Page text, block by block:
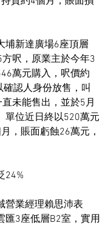
埔新達廣場6座頂層
呎，原業主於今年3
萬元購入，呎價約
認人身份放售，叫
未能售出，並於5月
單位近日終以520萬元
，賬面虧蝕26萬元，
24%
營業經理賴思沛表
匯3座低層B2室，實用